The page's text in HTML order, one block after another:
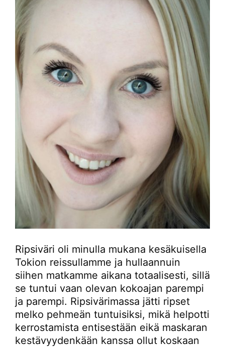
Ripsiväri oli minulla mukana kesäkuisella
Tokion reissullamme ja hullaannuin
siihen matkamme aikana totaalisesti, sillä
se tuntui vaan olevan kokoajan parempi
ja parempi. Ripsivärimassa jätti ripset
melko pehmeän tuntuisiksi, mikä helpotti
kerrostamista entisestään eikä maskaran
kestävyydenkään kanssa ollut koskaan